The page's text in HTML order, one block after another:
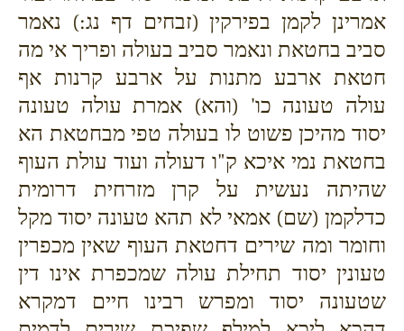
אמרינן לקמן בפירקין (זבחים דף נג:) נאמר
סביב בחטאת ונאמר סביב בעולה ופריך אי מה
חטאת ארבע מתנות על ארבע קרנות אף
עולה טעונה כו' (והא) אמרת עולה טעונה
יסוד מהיכן פשוט לו בעולה טפי מבחטאת הא
בחטאת נמי איכא ק"ו דעולה ועוד עולת העוף
שהיתה נעשית על קרן מזרחית דרומית
כדלקמן (שם) אמאי לא תהא טעונה יסוד מקל
וחומר ומה שירים דחטאת העוף שאין מכפרין
טעונין יסוד תחילת עולה שמכפרת אינו דין
שטעונה יסוד ומפרש רבינו חיים דמקרא